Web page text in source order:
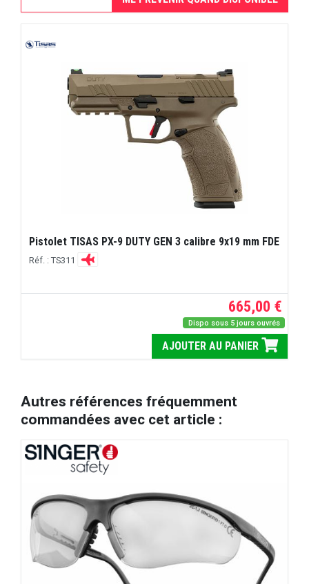
Pistolet TISAS PX-9 DUTY GEN 3 calibre 9x19 mm FDE
Réf. : TS311
665,00 €
Dispo sous 5 jours ouvrés
AJOUTER AU PANIER
Autres références fréquemment
commandées avec cet article :